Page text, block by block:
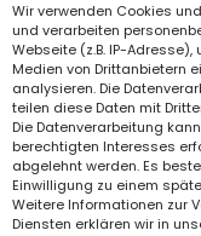
Wir verwenden Cookies
und verarbeiten
Webseite (z.B. IP-
Medien von Drittanbietern
analysieren. Die
teilen diese Daten mit
Die Datenverarbeitung
berechtigten Interesses
abgelehnt werden. Es
Einwilligung zu einem
Weitere Informationen zur
Diensten erklären wir in